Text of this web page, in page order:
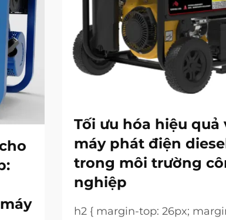
Tối ưu hóa hiệu quả
máy phát điện
trong môi trường
nghiệp
h2 { margin-top: 26px;